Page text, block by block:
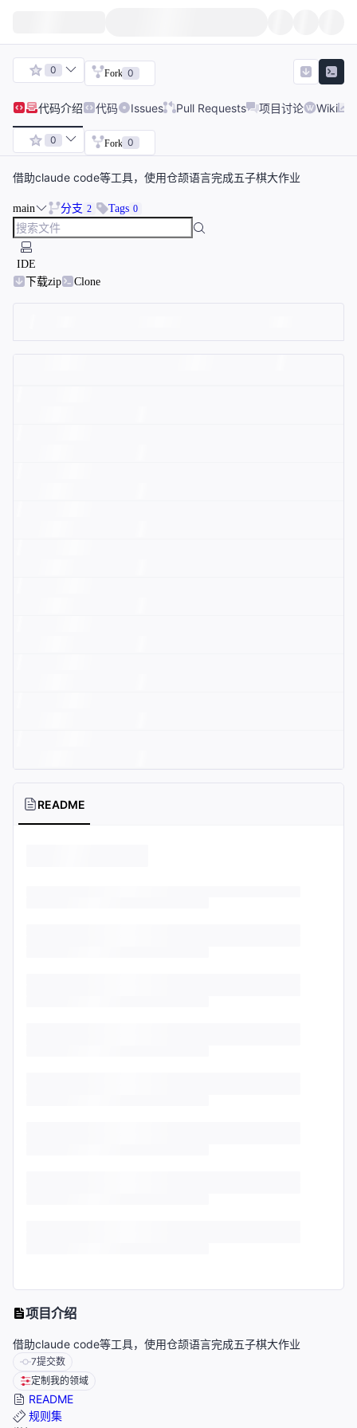
0 Fork 0
代码介绍 代码 Issues Pull Requests 项目讨论 Wiki
0 Fork 0
借助claude code等工具，使用仓颉语言完成五子棋大作业
main 分支 2 Tags 0
IDE
下载zip
Clone
README
项目介绍
借助claude code等工具，使用仓颉语言完成五子棋大作业
7提交数
定制我的领域
README
规则集